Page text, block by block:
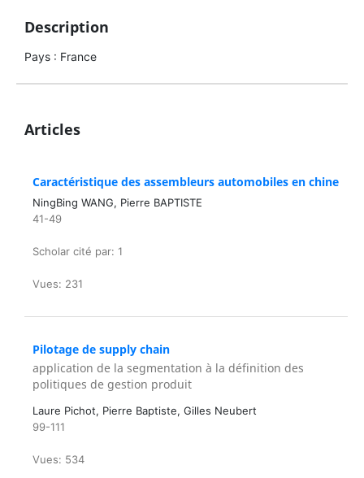
Description
Pays : France
Articles
Caractéristique des assembleurs automobiles en chine
NingBing WANG, Pierre BAPTISTE
41-49
Scholar cité par: 1
Vues: 231
Pilotage de supply chain
application de la segmentation à la définition des
politiques de gestion produit
Laure Pichot, Pierre Baptiste, Gilles Neubert
99-111
Vues: 534